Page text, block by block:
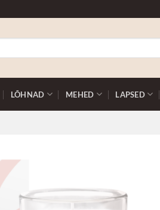
LÕHNAD MEHED LAPSED